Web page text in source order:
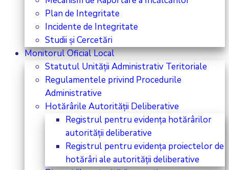
Plan de Integritate
Incidente de Integritate
Studii și Cercetări
Monitorul Oficial Local
Statutul Unității Administrativ Teritoriale
Regulamentele privind Procedurile
Administrative
Hotărârile Autorității Deliberative
Registrul pentru evidența hotărârilor
autorității deliberative
Registrul pentru evidența proiectelor de
hotărâri ale autorității deliberative